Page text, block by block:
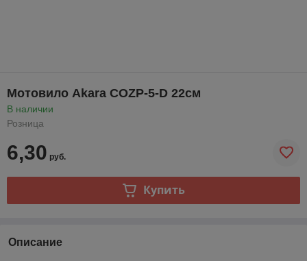
Мотовило Akara COZP-5-D 22см
В наличии
Розница
6,30 руб.
Купить
Описание